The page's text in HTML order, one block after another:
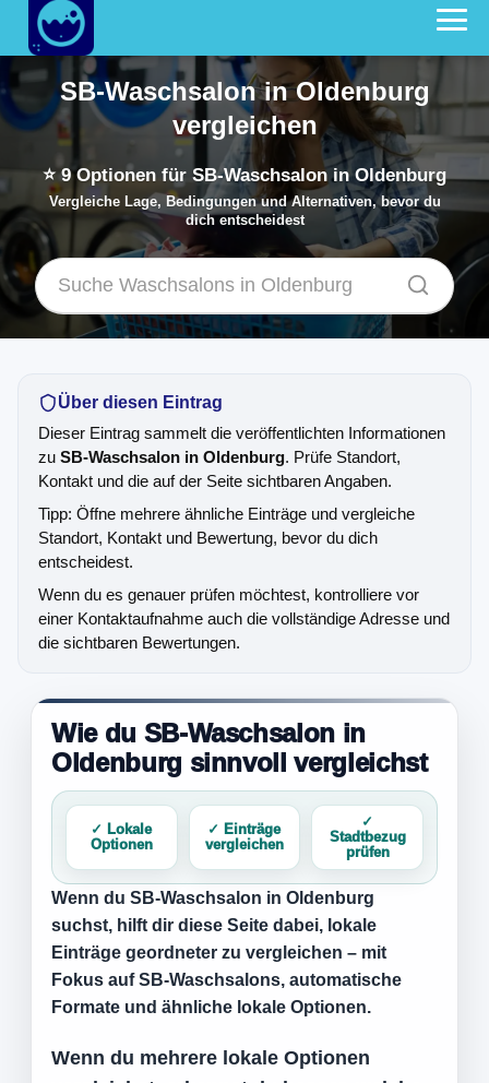
SB-Waschsalon in Oldenburg
vergleichen
⭐9Optionen für SB-Waschsalon in Oldenburg
Vergleiche Lage, Bedingungen und Alternativen, bevor du
dich entscheidest
Über diesen Eintrag
Dieser Eintrag sammelt die veröffentlichten Informationen
zu SB-Waschsalon in Oldenburg. Prüfe Standort,
Kontakt und die auf der Seite sichtbaren Angaben.
Tipp: Öffne mehrere ähnliche Einträge und vergleiche
Standort, Kontakt und Bewertung, bevor du dich
entscheidest.
Wenn du es genauer prüfen möchtest, kontrolliere vor
einer Kontaktaufnahme auch die vollständige Adresse und
die sichtbaren Bewertungen.
Wie du SB-Waschsalon in
Oldenburg sinnvoll vergleichst
✓ Lokale
Optionen
✓ Einträge
vergleichen
✓
Stadtbezug
prüfen
Wenn du SB-Waschsalon in Oldenburg
suchst, hilft dir diese Seite dabei, lokale
Einträge geordneter zu vergleichen – mit
Fokus auf SB-Waschsalons, automatische
Formate und ähnliche lokale Optionen.
Wenn du mehrere lokale Optionen